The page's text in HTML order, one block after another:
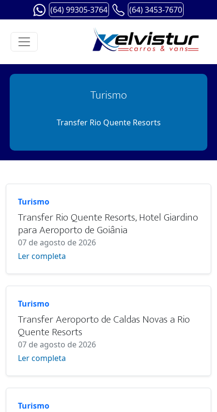
(64) 99305-3764 (64) 3453-7670
Turismo
Transfer Rio Quente Resorts
Turismo
Transfer Rio Quente Resorts, Hotel Giardino
para Aeroporto de Goiânia
07 de agosto de 2026
Ler completa
Turismo
Transfer Aeroporto de Caldas Novas a Rio
Quente Resorts
07 de agosto de 2026
Ler completa
Turismo